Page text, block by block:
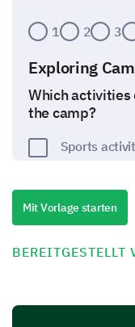
1 2 3
Exploring
Which
the camp?
Sports
Nature
Mit Vorlage starten
BEREITGESTELLT